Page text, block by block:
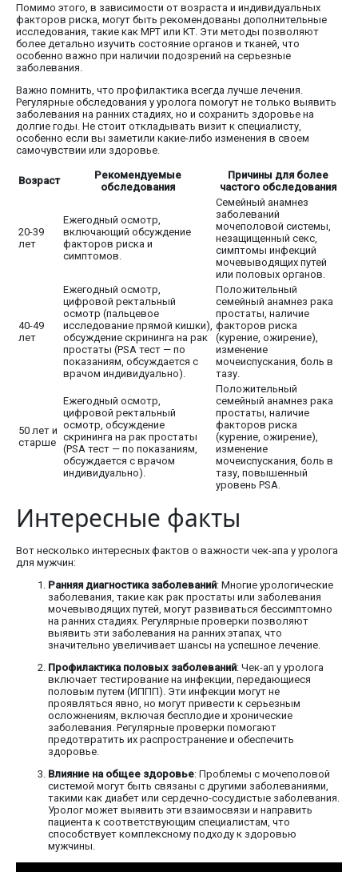
Помимо этого, в зависимости от возраста и индивидуальных
факторов риска, могут быть рекомендованы дополнительные
исследования, такие как МРТ или КТ. Эти методы позволяют
более детально изучить состояние органов и тканей, что
особенно важно при наличии подозрений на серьезные
заболевания.
Важно помнить, что профилактика всегда лучше лечения.
Регулярные обследования у уролога помогут не только выявить
заболевания на ранних стадиях, но и сохранить здоровье на
долгие годы. Не стоит откладывать визит к специалисту,
особенно если вы заметили какие-либо изменения в своем
самочувствии или здоровье.
Возраст
Рекомендуемые
обследования
Причины для более
частого обследования
20-39
лет
Ежегодный осмотр,
включающий обсуждение
факторов риска и
симптомов.
Семейный анамнез
заболеваний
мочеполовой системы,
незащищенный секс,
симптомы инфекций
мочевыводящих путей
или половых органов.
40-49
лет
Ежегодный осмотр,
цифровой ректальный
осмотр (пальцевое
исследование прямой кишки),
обсуждение скрининга на рак
простаты (PSA тест — по
показаниям, обсуждается с
врачом индивидуально).
Положительный
семейный анамнез рака
простаты, наличие
факторов риска
(курение, ожирение),
изменение
мочеиспускания, боль в
тазу.
50 лет и
старше
Ежегодный осмотр,
цифровой ректальный
осмотр, обсуждение
скрининга на рак простаты
(PSA тест — по показаниям,
обсуждается с врачом
индивидуально).
Положительный
семейный анамнез рака
простаты, наличие
факторов риска
(курение, ожирение),
изменение
мочеиспускания, боль в
тазу, повышенный
уровень PSA.
Интересные факты
Вот несколько интересных фактов о важности чек-апа у уролога
для мужчин:
Ранняя диагностика заболеваний: Многие урологические
заболевания, такие как рак простаты или заболевания
мочевыводящих путей, могут развиваться бессимптомно
на ранних стадиях. Регулярные проверки позволяют
выявить эти заболевания на ранних этапах, что
значительно увеличивает шансы на успешное лечение.
Профилактика половых заболеваний: Чек-ап у уролога
включает тестирование на инфекции, передающиеся
половым путем (ИППП). Эти инфекции могут не
проявляться явно, но могут привести к серьезным
осложнениям, включая бесплодие и хронические
заболевания. Регулярные проверки помогают
предотвратить их распространение и обеспечить
здоровье.
Влияние на общее здоровье: Проблемы с мочеполовой
системой могут быть связаны с другими заболеваниями,
такими как диабет или сердечно-сосудистые заболевания.
Уролог может выявить эти взаимосвязи и направить
пациента к соответствующим специалистам, что
способствует комплексному подходу к здоровью
мужчины.